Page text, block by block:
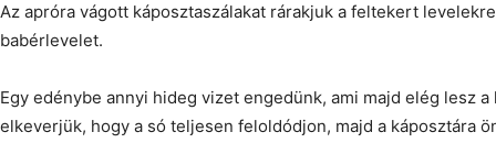
Az apróra vágott káposztaszálakat rárakjuk a feltekert
babérlevelet.
Egy edénybe annyi hideg vizet engedünk, ami majd elég lesz
elkeverjük, hogy a só teljesen feloldódjon, majd a káposztára